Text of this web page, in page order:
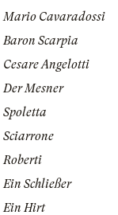
Mario Cavaradossi
Baron Scarpia
Cesare Angelotti
Der Mesner
Spoletta
Sciarrone
Roberti
Ein Schließer
Ein Hirt